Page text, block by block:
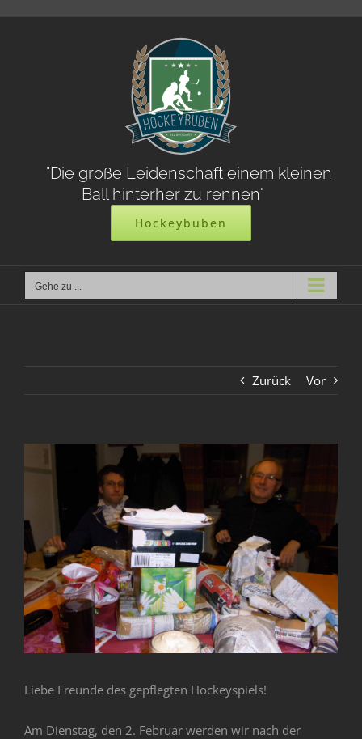
"Die große Leidenschaft einem kleinen
Ball hinterher zu rennen"
Hockeybuben
Gehe zu ...
Zurück Vor
Liebe Freunde des gepflegten Hockeyspiels!
Am Dienstag, den 2. Februar werden wir nach der